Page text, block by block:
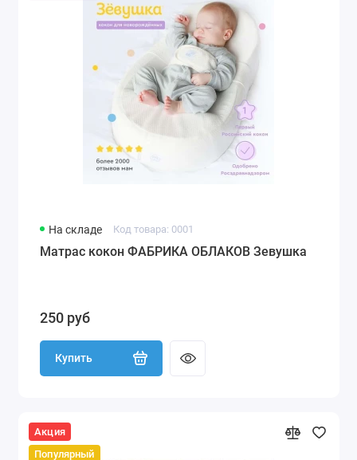
На складе Код товара: 0001
Матрас кокон ФАБРИКА ОБЛАКОВ Зевушка
250 руб
Купить
Акция
Популярный